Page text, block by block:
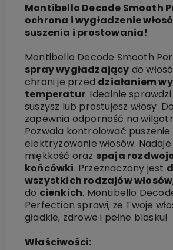
Montibello Decode Smooth
ochrona i wygładzenie
suszenia i prostowania!
Montibello Decode Smooth
spray wygładzający do
chroni je przed działaniem
temperatur. Idealnie sprawdzi
suszysz lub prostujesz włosy.
zapewnia odporność na
Pozwala kontrolować puszenie
elektryzowanie włosów.
miękkość oraz spaja
końcówki. Przeznaczony jest
wszystkich rodzajów włosów
do cienkich. Montibello
Perfection sprawi, że Twoje
gładkie, zdrowe i pełne blasku!
Właściwości: